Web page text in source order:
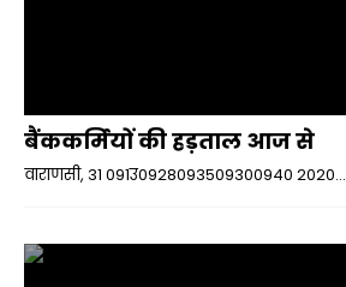
बैंककर्मियों की हड़ताल आज से
वाराणसी, 31 091उ0928093509300940 2020...